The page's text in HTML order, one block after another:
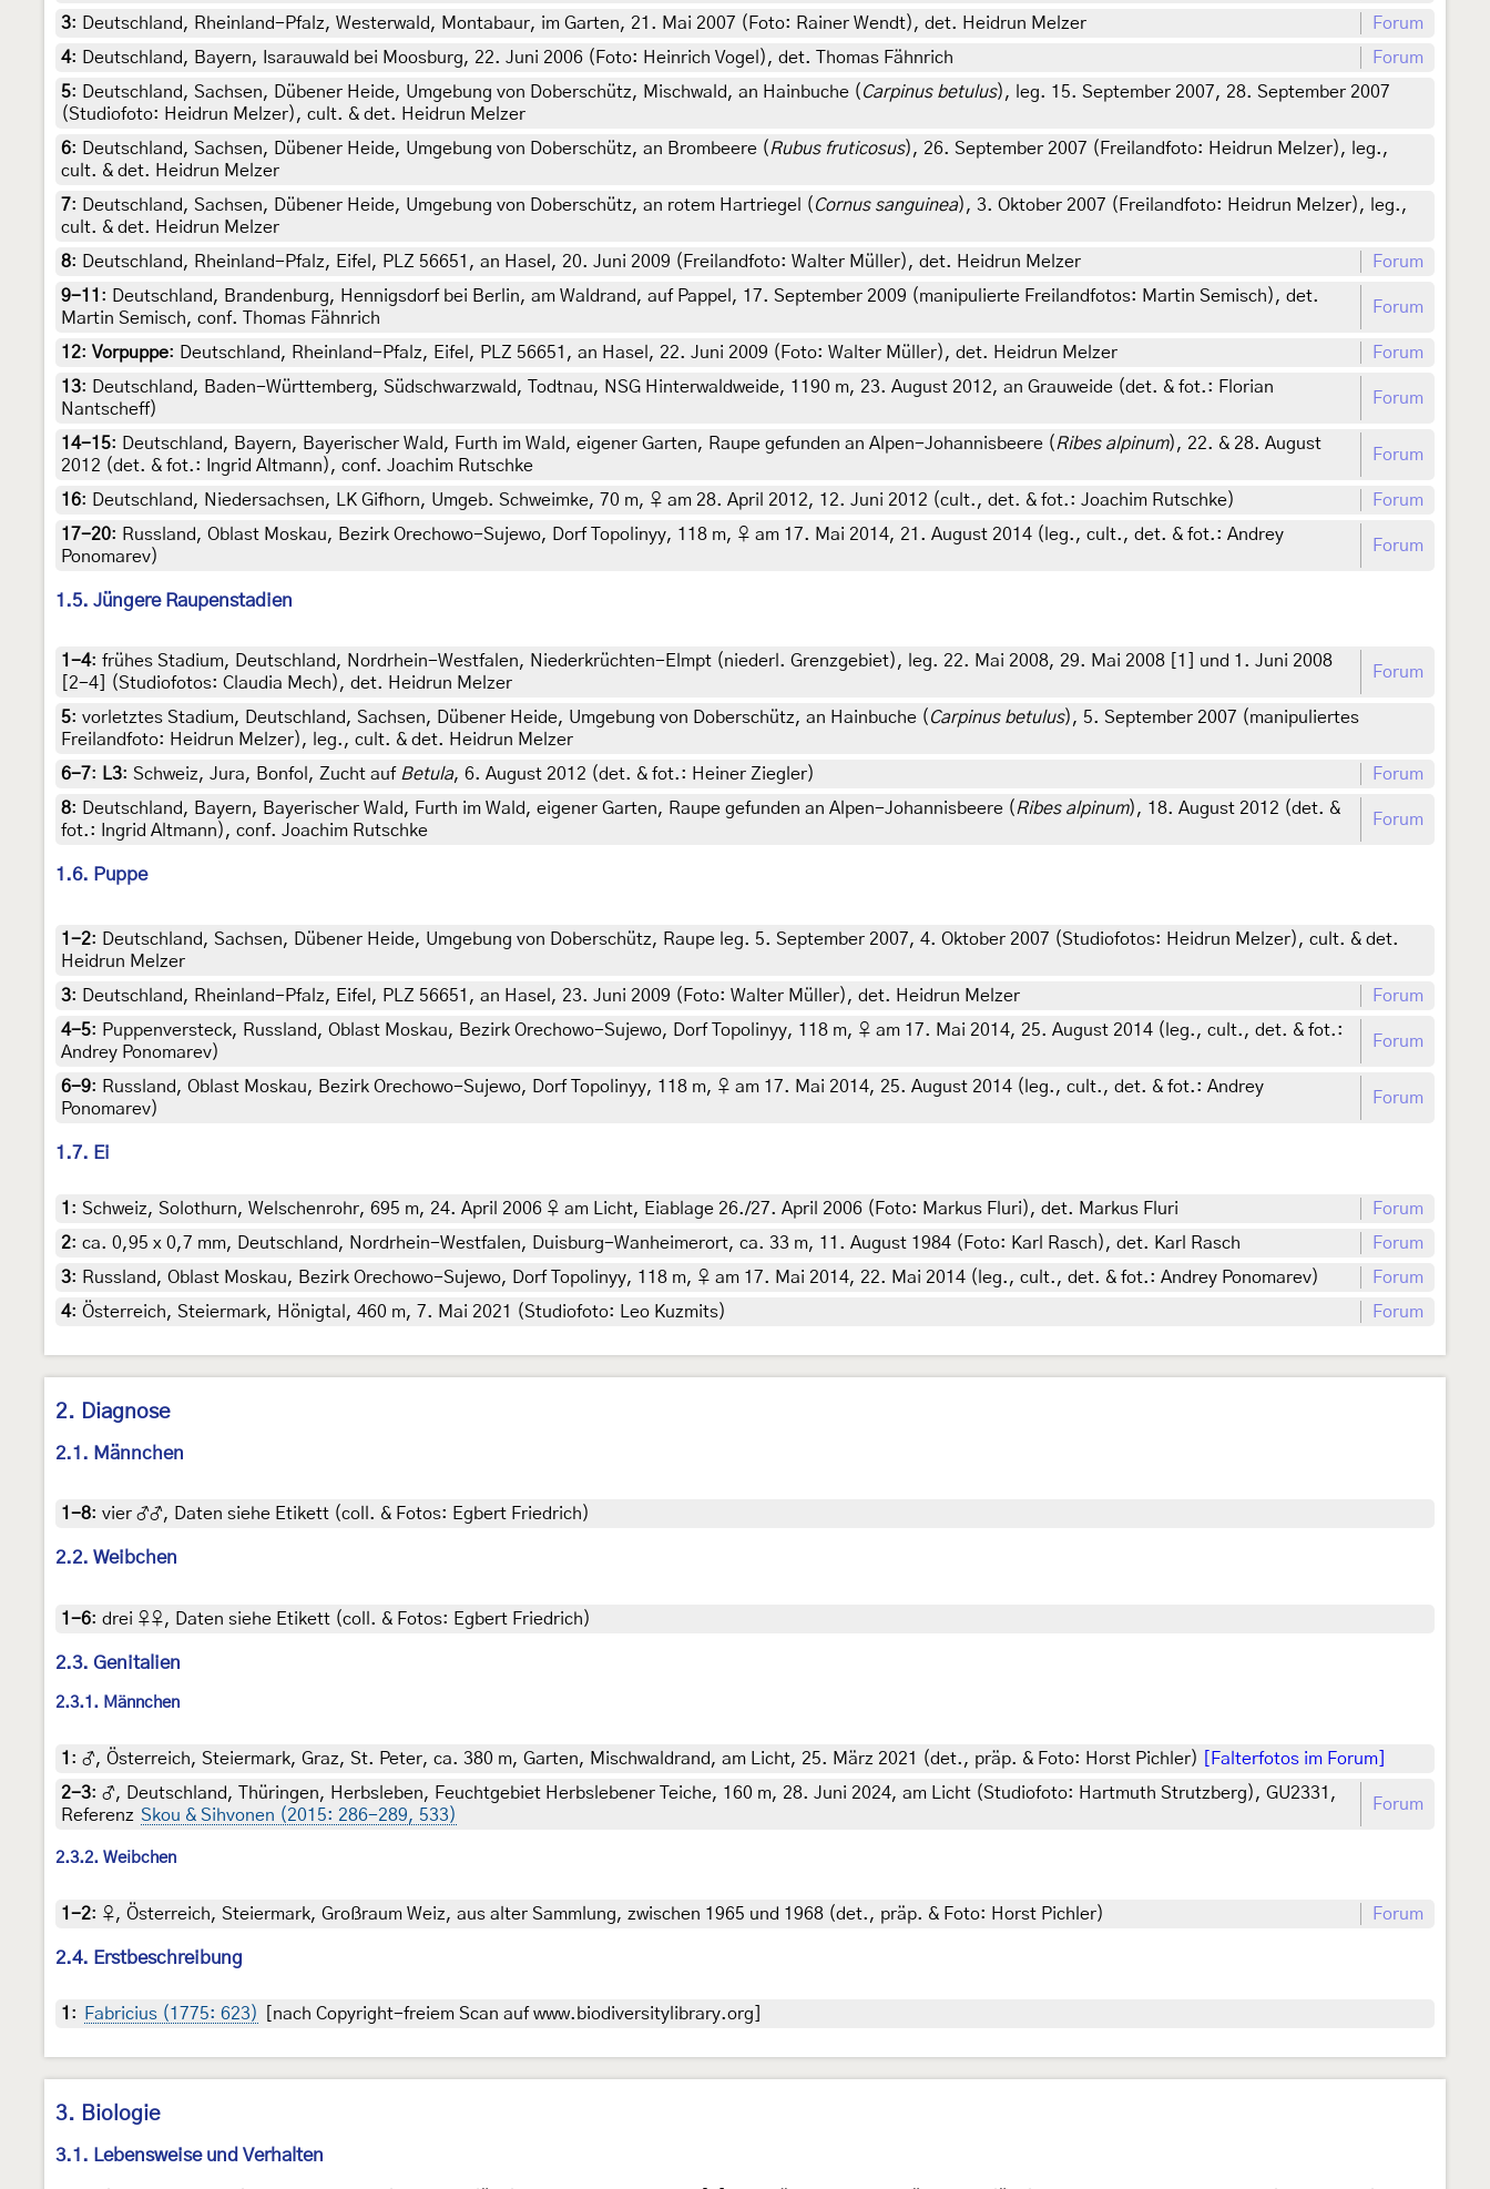
3: Deutschland, Rheinland-Pfalz, Westerwald, Montabaur, im Garten, 21. Mai 2007 (Foto: Rainer Wendt), det. Heidrun Melzer
Forum
4: Deutschland, Bayern, Isarauwald bei Moosburg, 22. Juni 2006 (Foto: Heinrich Vogel), det. Thomas Fähnrich
Forum
5: Deutschland, Sachsen, Dübener Heide, Umgebung von Doberschütz, Mischwald, an Hainbuche ( Carpinus betulus), leg. 15. September 2007, 28. September 2007
(Studiofoto: Heidrun Melzer), cult. & det. Heidrun Melzer
6: Deutschland, Sachsen, Dübener Heide, Umgebung von Doberschütz, an Brombeere (Rubus fruticosus), 26. September 2007 (Freilandfoto: Heidrun Melzer), leg.,
cult. & det. Heidrun Melzer
7: Deutschland, Sachsen, Dübener Heide, Umgebung von Doberschütz, an rotem Hartriegel ( Cornus sanguinea), 3. Oktober 2007 (Freilandfoto: Heidrun Melzer), leg.,
cult. & det. Heidrun Melzer
8: Deutschland, Rheinland-Pfalz, Eifel, PLZ 56651, an Hasel, 20. Juni 2009 (Freilandfoto: Walter Müller), det. Heidrun Melzer
Forum
9-11 : Deutschland, Brandenburg, Hennigsdorf bei Berlin, am Waldrand, auf Pappel, 17. September 2009 (manipulierte Freilandfotos: Martin Semisch), det.
Martin Semisch, conf. Thomas Fähnrich
Forum
12: Vorpuppe: Deutschland, Rheinland-Pfalz, Eifel, PLZ 56651, an Hasel, 22. Juni 2009 (Foto: Walter Müller), det. Heidrun Melzer
Forum
13: Deutschland, Baden-Württemberg, Südschwarzwald, Todtnau, NSG Hinterwaldweide, 1190 m, 23. August 2012, an Grauweide (det. & fot.: Florian
Nantscheff)
Forum
14-15: Deutschland, Bayern, Bayerischer Wald, Furth im Wald, eigener Garten, Raupe gefunden an Alpen-Johannisbeere (Ribes alpinum), 22. & 28. August
2012 (det. & fot.: Ingrid Altmann), conf. Joachim Rutschke
Forum
16: Deutschland, Niedersachsen, LK Gifhorn, Umgeb. Schweimke, 70 m, ♀ am 28. April 2012, 12. Juni 2012 (cult., det. & fot.: Joachim Rutschke)
Forum
17-20: Russland, Oblast Moskau, Bezirk Orechowo-Sujewo, Dorf Topolinyy, 118 m, ♀ am 17. Mai 2014, 21. August 2014 (leg., cult., det. & fot.: Andrey
Ponomarev)
Forum
1.5. Jüngere Raupenstadien
1-4: frühes Stadium, Deutschland, Nordrhein-Westfalen, Niederkrüchten-Elmpt (niederl. Grenzgebiet), leg. 22. Mai 2008, 29. Mai 2008 [1] und 1. Juni 2008
[2-4] (Studiofotos: Claudia Mech), det. Heidrun Melzer
Forum
5: vorletztes Stadium, Deutschland, Sachsen, Dübener Heide, Umgebung von Doberschütz, an Hainbuche ( Carpinus betulus), 5. September 2007 (manipuliertes
Freilandfoto: Heidrun Melzer), leg., cult. & det. Heidrun Melzer
6-7: L3: Schweiz, Jura, Bonfol, Zucht auf Betula, 6. August 2012 (det. & fot.: Heiner Ziegler)
Forum
8: Deutschland, Bayern, Bayerischer Wald, Furth im Wald, eigener Garten, Raupe gefunden an Alpen-Johannisbeere (Ribes alpinum), 18. August 2012 (det. &
fot.: Ingrid Altmann), conf. Joachim Rutschke
Forum
1.6. Puppe
1-2: Deutschland, Sachsen, Dübener Heide, Umgebung von Doberschütz, Raupe leg. 5. September 2007, 4. Oktober 2007 (Studiofotos: Heidrun Melzer), cult. & det.
Heidrun Melzer
3: Deutschland, Rheinland-Pfalz, Eifel, PLZ 56651, an Hasel, 23. Juni 2009 (Foto: Walter Müller), det. Heidrun Melzer
Forum
4-5: Puppenversteck, Russland, Oblast Moskau, Bezirk Orechowo-Sujewo, Dorf Topolinyy, 118 m, ♀ am 17. Mai 2014, 25. August 2014 (leg., cult., det. & fot.:
Andrey Ponomarev)
Forum
6-9: Russland, Oblast Moskau, Bezirk Orechowo-Sujewo, Dorf Topolinyy, 118 m, ♀ am 17. Mai 2014, 25. August 2014 (leg., cult., det. & fot.: Andrey
Ponomarev)
Forum
1.7. Ei
1 : Schweiz, Solothurn, Welschenrohr, 695 m, 24. April 2006 ♀ am Licht, Eiablage 26./27. April 2006 (Foto: Markus Fluri), det. Markus Fluri
Forum
2: ca. 0,95 x 0,7 mm, Deutschland, Nordrhein-Westfalen, Duisburg-Wanheimerort, ca. 33 m, 11. August 1984 (Foto: Karl Rasch), det. Karl Rasch
Forum
3: Russland, Oblast Moskau, Bezirk Orechowo-Sujewo, Dorf Topolinyy, 118 m, ♀ am 17. Mai 2014, 22. Mai 2014 (leg., cult., det. & fot.: Andrey Ponomarev)
Forum
4: Österreich, Steiermark, Hönigtal, 460 m, 7. Mai 2021 (Studiofoto: Leo Kuzmits) Forum
2. Diagnose
2.1. Männchen
1-8: vier ♂♂, Daten siehe Etikett (coll. & Fotos: Egbert Friedrich)
2.2. Weibchen
1-6: drei ♀♀, Daten siehe Etikett (coll. & Fotos: Egbert Friedrich)
2.3. Genitalien
2.3.1. Männchen
1 : ♂, Österreich, Steiermark, Graz, St. Peter, ca. 380 m, Garten, Mischwaldrand, am Licht, 25. März 2021 (det., präp. & Foto: Horst Pichler)
[Falterfotos im Forum]
2-3: ♂, Deutschland, Thüringen, Herbsleben, Feuchtgebiet Herbslebener Teiche, 160 m, 28. Juni 2024, am Licht (Studiofoto: Hartmuth Strutzberg), GU2331,
Referenz Skou & Sihvonen (2015: 286-289, 533)
Forum
2.3.2. Weibchen
1-2: ♀, Österreich, Steiermark, Großraum Weiz, aus alter Sammlung, zwischen 1965 und 1968 (det., präp. & Foto: Horst Pichler) Forum
2.4. Erstbeschreibung
1 : Fabricius (1775: 623) [nach Copyright-freiem Scan auf www.biodiversitylibrary.org]
3. Biologie
3.1. Lebensweise und Verhalten